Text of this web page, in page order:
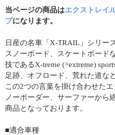
当ページの商品はエクストレイ
プになります。
日産の名車「X-TRAIL」シリー
スノーボード、スケートボード
技であるX-treme (=extreme)
足跡、オフロード、荒れた道な
この2つの言葉を掛け合わせた
ノーボーダー、サーファーから
商品となっております。
■適合車種